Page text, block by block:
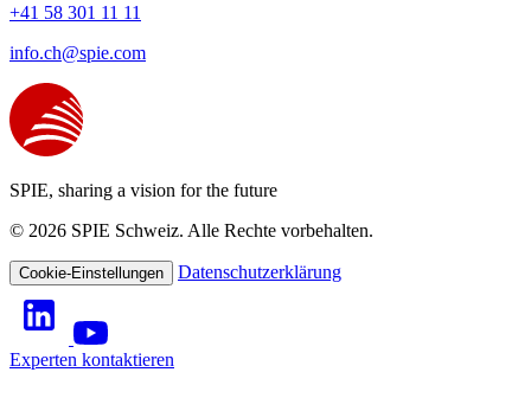
+41 58 301 11 11
info.ch@spie.com
SPIE, sharing a vision for the future
© 2026 SPIE Schweiz. Alle Rechte vorbehalten.
Cookie-Einstellungen Datenschutzerklärung
Experten kontaktieren